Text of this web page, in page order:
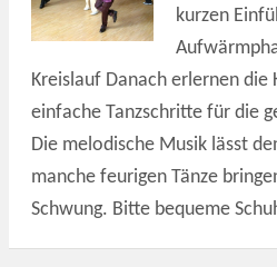
kurzen
Kreislauf Danach erlernen die
einfache Tanzschritte für die
Die melodische Musik lässt
manche feurigen Tänze
Schwung. Bitte bequeme